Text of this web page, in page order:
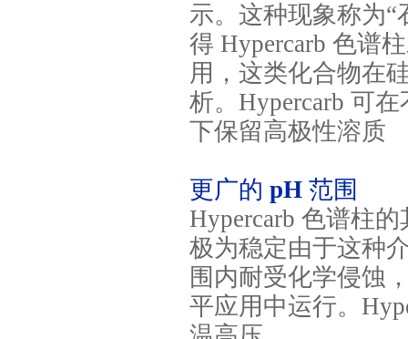
示。这种现象称为“
得 Hypercarb 色谱
用，这类化合物在
析。 Hypercarb 可在
下保留高极性溶质
更广的 pH 范围
Hypercarb 色谱柱的
极为稳定由于这种
围内耐受化学侵蚀
平应用中运行。